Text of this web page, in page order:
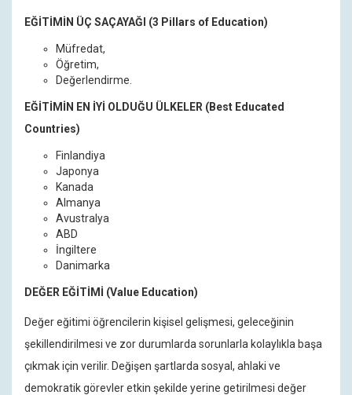
EĞİTİMİN ÜÇ SAÇAYAĞI (3 Pillars of Education)
Müfredat,
Öğretim,
Değerlendirme.
EĞİTİMİN EN İYİ OLDUĞU ÜLKELER (Best Educated
Countries)
Finlandiya
Japonya
Kanada
Almanya
Avustralya
ABD
İngiltere
Danimarka
DEĞER EĞİTİMİ (Value Education)
Değer eğitimi öğrencilerin kişisel gelişmesi, geleceğinin
şekillendirilmesi ve zor durumlarda sorunlarla kolaylıkla başa
çıkmak için verilir. Değişen şartlarda sosyal, ahlaki ve
demokratik görevler etkin şekilde yerine getirilmesi değer